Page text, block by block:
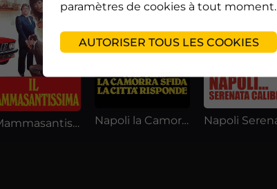
Il Mammasantissima Napoli la Camorra Sfida la Città Risponde
paramètres de cookies à tout moment.
AUTORISER TOUS LES COOKIES